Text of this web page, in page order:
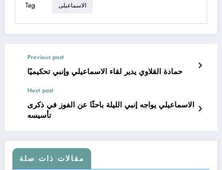
Tag الاسماعيلى
Previous post
حمادة القلاوي يدير لقاء الاسماعيلي وإنبي تحكيميًا
Next post
الاسماعيلي يواجه إنبي الليلة باحثًا عن الفوز في ذكرى
تأسيسه
مقالات ذات صلة